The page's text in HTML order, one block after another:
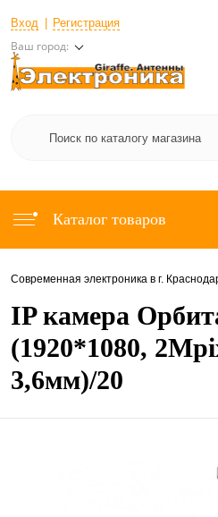
Вход Регистрация
Ваш город:
Каталог товаров
Современная электроника в г.
IP камера
(1920*1080,
3,6мм)/20